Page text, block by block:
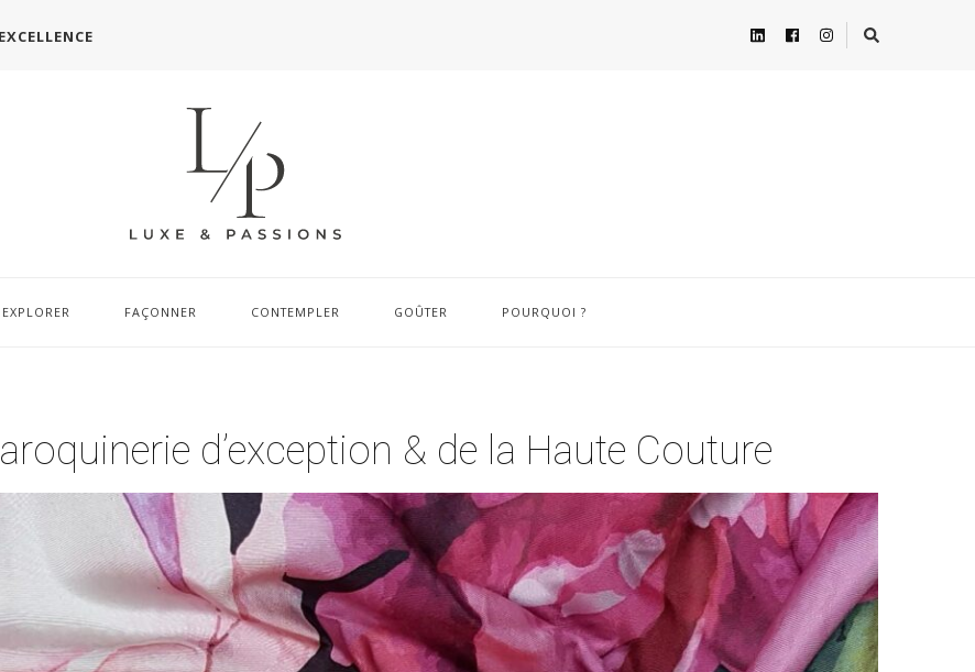
EXPLORER FAÇONNER CONTEMPLER GOÛTER POURQUOI ?
d’exception & de la Haute Couture